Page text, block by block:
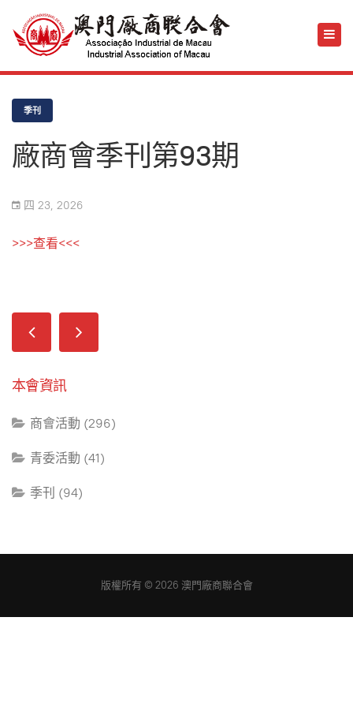
季刊
廠商會季刊第93期
四 23, 2026
>>>查看<<<
本會資訊
商會活動 (296)
青委活動 (41)
季刊 (94)
版權所有 © 2026 澳門廠商聯合會